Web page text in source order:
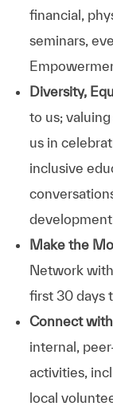
financial,
seminars,
Diversity,
to us;
us in
inclusive
Make the
Network
first 30 days
Connect
internal,
activities,
local